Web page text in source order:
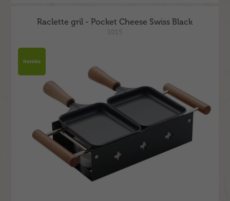
Raclette gril - Pocket Cheese Swiss Black
1015
Novinka